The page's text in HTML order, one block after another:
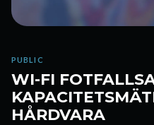
PUBLIC
WI-FI
HÅRDVARA